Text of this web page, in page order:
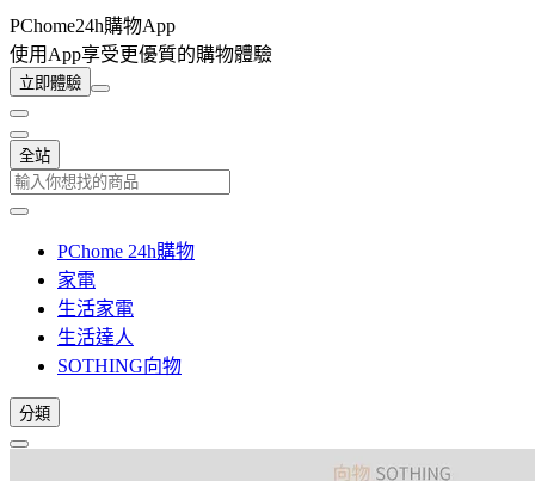
PChome24h購物App
使用App享受更優質的購物體驗
立即體驗
全站
PChome 24h購物
家電
生活家電
生活達人
SOTHING向物
分類